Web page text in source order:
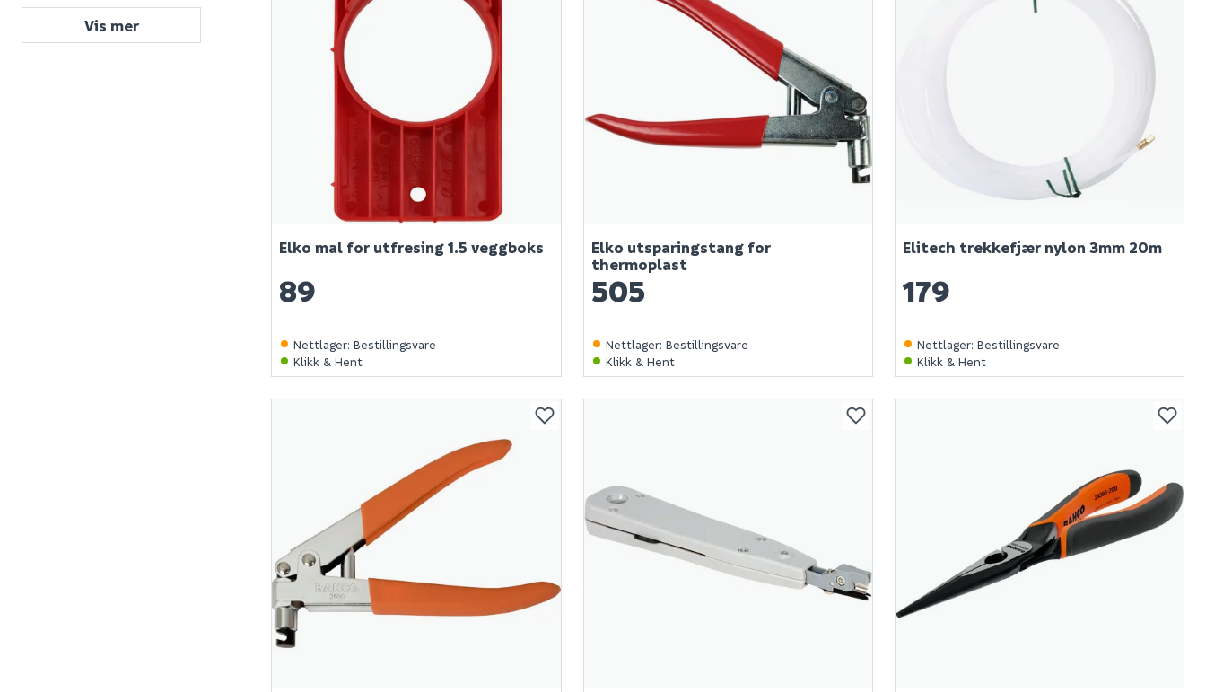
Vis mer
Elko mal for utfresing 1.5 veggboks
89
Nettlager:Bestillingsvare
Klikk & Hent
Elko utsparingstang for
thermoplast
505
Nettlager: Bestillingsvare
Klikk & Hent
Elitech trekkefjær nylon 3mm 20m
179
Nettlager: Bestillingsvare
Klikk & Hent